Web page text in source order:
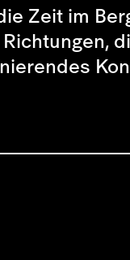
Zeit im